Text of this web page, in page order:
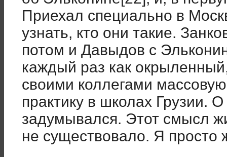
Приехал специально в
узнать, кто они такие.
потом и Давыдов с
каждый раз как
своими коллегами
практику в школах Грузии.
задумывался. Этот смысл
не существовало. Я просто